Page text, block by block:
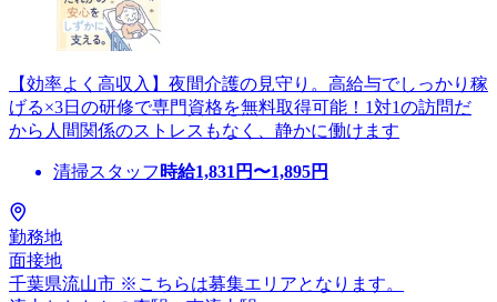
【効率よく高収入】夜間介護の見守り。高給与でしっかり稼
げる×3日の研修で専門資格を無料取得可能！1対1の訪問だ
から人間関係のストレスもなく、静かに働けます
清掃スタッフ 時給1,831 円〜1,895円
勤務地
面接地
千葉県流山市 ※こちらは募集エリアとなります。